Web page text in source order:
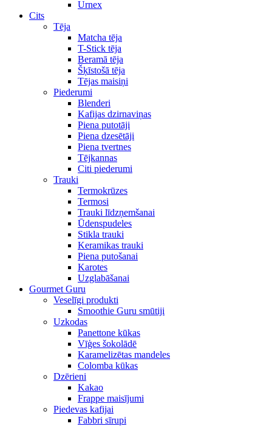
Urnex
Cits
Tēja
Matcha tēja
T-Stick tēja
Beramā tēja
Šķīstošā tēja
Tējas maisiņi
Piederumi
Blenderi
Kafijas dzirnaviņas
Piena putotāji
Piena dzesētāji
Piena tvertnes
Tējkannas
Citi piederumi
Trauki
Termokrūzes
Termosi
Trauki līdzņemšanai
Ūdenspudeles
Stikla trauki
Keramikas trauki
Piena putošanai
Karotes
Uzglabāšanai
Gourmet Guru
Veselīgi produkti
Smoothie Guru smūtiji
Uzkodas
Panettone kūkas
Vīģes šokolādē
Karamelizētas mandeles
Colomba kūkas
Dzērieni
Kakao
Frappe maisījumi
Piedevas kafijai
Fabbri sīrupi